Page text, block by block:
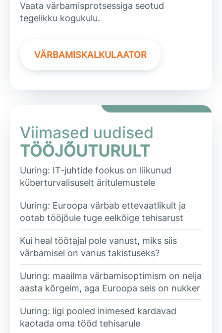
Vaata värbamisprotsessiga seotud
tegelikku kogukulu.
VÄRBAMISKALKULAATOR
Viimased uudised
TÖÖJÕUTURULT
Uuring: IT-juhtide fookus on liikunud
küberturvalisuselt äritulemustele
Uuring: Euroopa värbab ettevaatlikult ja
ootab tööjõule tuge eelkõige tehisarust
Kui heal töötajal pole vanust, miks siis
värbamisel on vanus takistuseks?
Uuring: maailma värbamisoptimism on nelja
aasta kõrgeim, aga Euroopa seis on nukker
Uuring: ligi pooled inimesed kardavad
kaotada oma tööd tehisarule